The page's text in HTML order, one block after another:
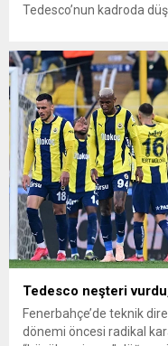
Tedesco’nun kadroda
Fenerbahçe ve Fransız
tüm şartlarda ve
Kulübü’nün,
Tedesco neşteri
Fenerbahçe’de teknik
dönemi öncesi radikal